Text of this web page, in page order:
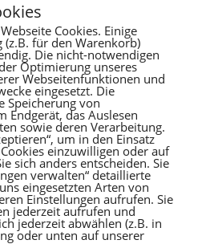
vorhanden.
Cookies. Einige
für den Warenkorb)
Die nicht-notwendigen
Optimierung unseres
Webseitenfunktionen und
eingesetzt. Die
Speicherung von
Endgerät, das Auslesen
sowie deren Verarbeitung.
um in den Einsatz
einzuwilligen oder auf
sich anders entscheiden. Sie
verwalten“ detaillierte
eingesetzten Arten von
Einstellungen aufrufen. Sie
jederzeit aufrufen und
jederzeit abwählen (z.B. in
oder unten auf unserer